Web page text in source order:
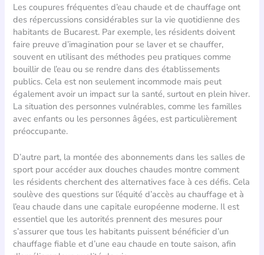
Les coupures fréquentes d’eau chaude et de chauffage ont
des répercussions considérables sur la vie quotidienne des
habitants de Bucarest. Par exemple, les résidents doivent
faire preuve d’imagination pour se laver et se chauffer,
souvent en utilisant des méthodes peu pratiques comme
bouillir de l’eau ou se rendre dans des établissements
publics. Cela est non seulement incommode mais peut
également avoir un impact sur la santé, surtout en plein hiver.
La situation des personnes vulnérables, comme les familles
avec enfants ou les personnes âgées, est particulièrement
préoccupante.
D’autre part, la montée des abonnements dans les salles de
sport pour accéder aux douches chaudes montre comment
les résidents cherchent des alternatives face à ces défis. Cela
soulève des questions sur l’équité d’accès au chauffage et à
l’eau chaude dans une capitale européenne moderne. Il est
essentiel que les autorités prennent des mesures pour
s’assurer que tous les habitants puissent bénéficier d’un
chauffage fiable et d’une eau chaude en toute saison, afin